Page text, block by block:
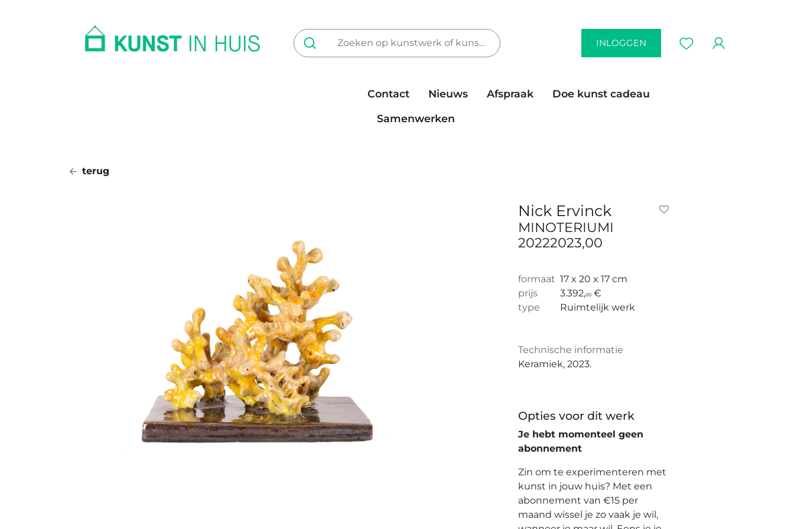
INLOGGEN
Contact Nieuws Afspraak
Doe kunst cadeau
Samenwerken
terug
Nick Ervinck
MINOTERIUMI
20222023,00
formaat 17 x 20 x 17 cm
prijs
3.392,00 €
type
Ruimtelijk werk
Technische informatie
Keramiek, 2023.
Opties voor dit werk
Je hebt momenteel geen
abonnement
Zin om te experimenteren met
kunst in jouw huis? Met een
abonnement van €15 per
maand wissel je zo vaak je wil,